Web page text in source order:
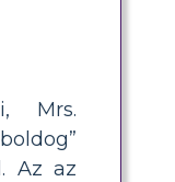
Mrs.
Az az